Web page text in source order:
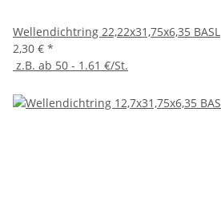
Wellendichtring 22,22x31,75x6,35 BASL
2,30 € *
z.B. ab 50 - 1.61 €/St.